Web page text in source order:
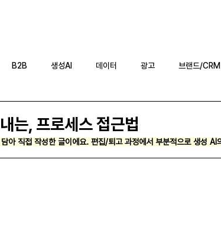
B2B 생성AI 데이터 광고 브랜드/CRM
는, 프로세스 접근법
아 직접 작성한 글이에요. 편집/퇴고 과정에서 부분적으로 생성 AI